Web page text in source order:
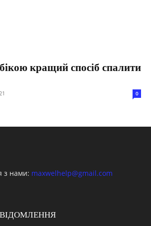
кращий спосіб спалити
0
з нами: maxwelhelp@gmail.com